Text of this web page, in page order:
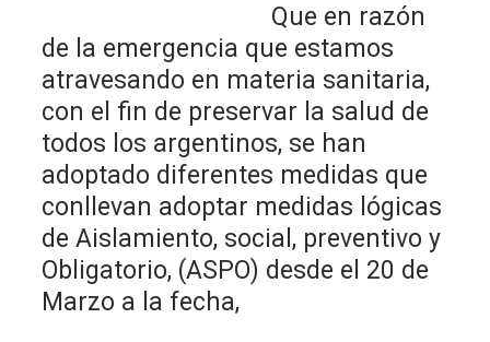
Que en razón
de la emergencia que estamos
atravesando en materia sanitaria,
con el fin de preservar la salud de
todos los argentinos, se han
adoptado diferentes medidas que
conllevan adoptar medidas lógicas
de Aislamiento, social, preventivo y
Obligatorio, (ASPO) desde el 20 de
Marzo a la fecha,